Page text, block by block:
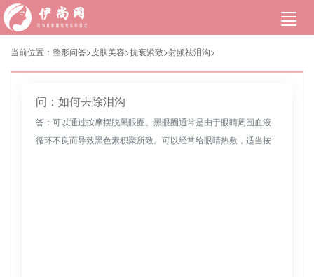
当前位置： 整形问答>皮肤美容>抗衰紧致>射频祛泪沟>
问：如何去除泪沟
答：可以通过按摩摆脱黑眼圈。黑眼圈通常是由于眼睛周围血液
循环不良而导致黑色素积聚所致。可以经常给眼睛热敷，适当按